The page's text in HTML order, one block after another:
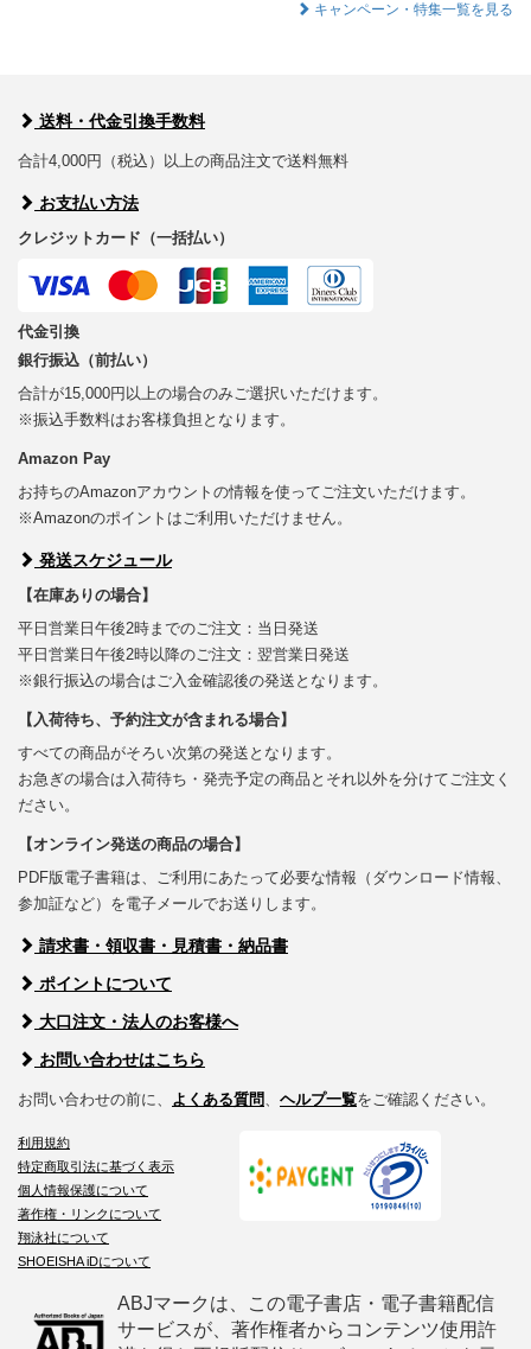
キャンペーン・特集一覧を見る
送料・代金引換手数料
合計4,000円（税込）以上の商品注文で送料無料
お支払い方法
クレジットカード（一括払い）
代金引換
銀行振込（前払い）
合計が15,000円以上の場合のみご選択いただけます。
※振込手数料はお客様負担となります。
Amazon Pay
お持ちのAmazonアカウントの情報を使ってご注文いただけます。
※Amazonのポイントはご利用いただけません。
発送スケジュール
【在庫ありの場合】
平日営業日午後2時までのご注文：当日発送
平日営業日午後2時以降のご注文：翌営業日発送
※銀行振込の場合はご入金確認後の発送となります。
【入荷待ち、予約注文が含まれる場合】
すべての商品がそろい次第の発送となります。
お急ぎの場合は入荷待ち・発売予定の商品とそれ以外を分けてご注文く
ださい。
【オンライン発送の商品の場合】
PDF版電子書籍は、ご利用にあたって必要な情報（ダウンロード情報、
参加証など）を電子メールでお送りします。
請求書・領収書・見積書・納品書
ポイントについて
大口注文・法人のお客様へ
お問い合わせはこちら
お問い合わせの前に、 よくある質問、 ヘルプ一覧をご確認ください。
利用規約
特定商取引法に基づく表示
個人情報保護について
著作権・リンクについて
翔泳社について
SHOEISHA iDについて
ABJマークは、この電子書店・電子書籍配信
サービスが、著作権者からコンテンツ使用許